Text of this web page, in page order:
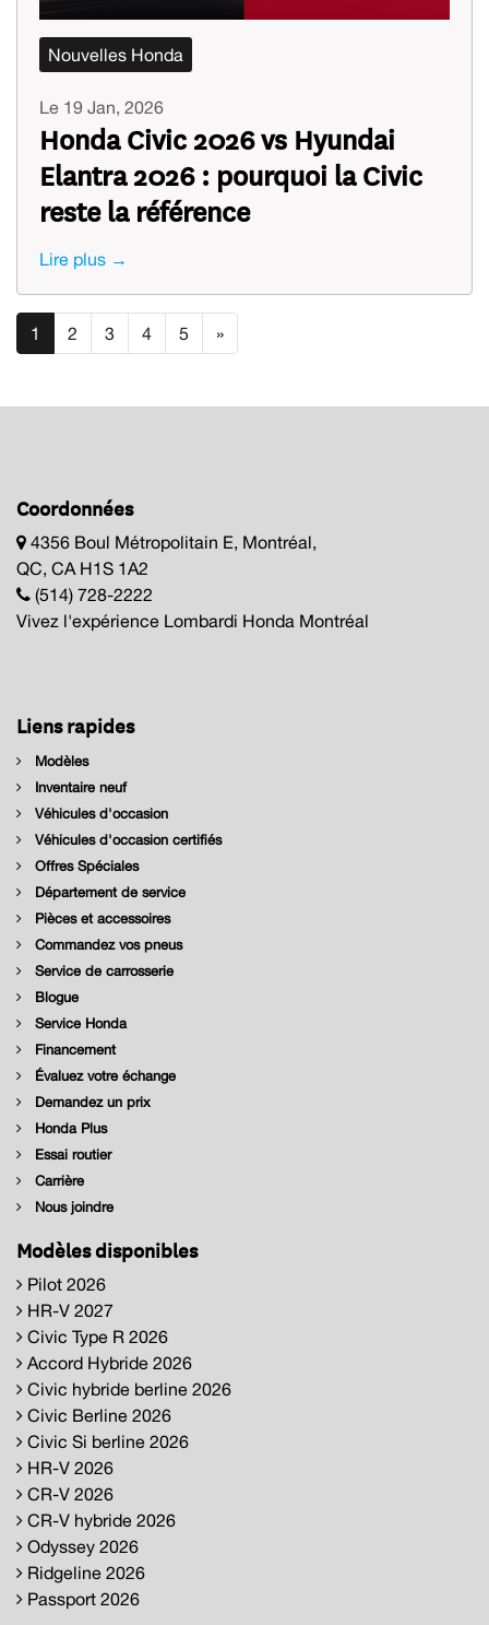
Nouvelles Honda
Le 19 Jan, 2026
Honda Civic 2026 vs Hyundai
Elantra 2026 : pourquoi la Civic
reste la référence
Lire plus →
1 2 3 4 5 »
Coordonnées
4356 Boul Métropolitain E, Montréal,
QC, CA H1S 1A2
(514) 728-2222
Vivez l'expérience Lombardi Honda Montréal
Liens rapides
Modèles
Inventaire neuf
Véhicules d'occasion
Véhicules d'occasion certifiés
Offres Spéciales
Département de service
Pièces et accessoires
Commandez vos pneus
Service de carrosserie
Blogue
Service Honda
Financement
Évaluez votre échange
Demandez un prix
Honda Plus
Essai routier
Carrière
Nous joindre
Modèles disponibles
Pilot 2026
HR-V 2027
Civic Type R 2026
Accord Hybride 2026
Civic hybride berline 2026
Civic Berline 2026
Civic Si berline 2026
HR-V 2026
CR-V 2026
CR-V hybride 2026
Odyssey 2026
Ridgeline 2026
Passport 2026